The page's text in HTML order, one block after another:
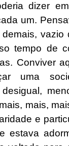
dizer
um.
tempo de
Conviver
uma
desigual,
mais,
e
estava